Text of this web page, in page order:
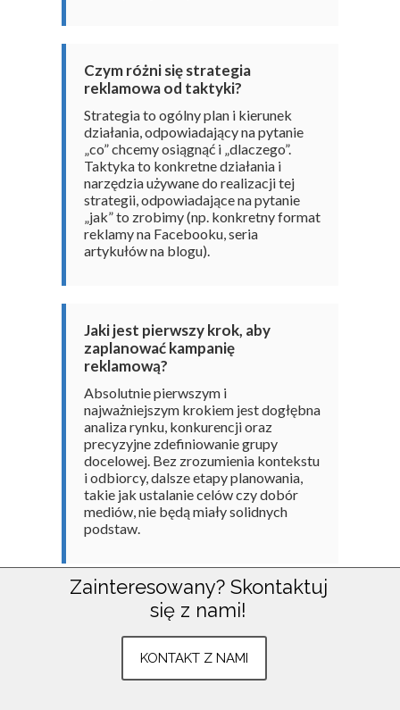
Czym różni się strategia
reklamowa od taktyki?
Strategia to ogólny plan i kierunek
działania, odpowiadający na pytanie
„co” chcemy osiągnąć i „dlaczego”.
Taktyka to konkretne działania i
narzędzia używane do realizacji tej
strategii, odpowiadające na pytanie
„jak” to zrobimy (np. konkretny format
reklamy na Facebooku, seria
artykułów na blogu).
Jaki jest pierwszy krok, aby
zaplanować kampanię
reklamową?
Absolutnie pierwszym i
najważniejszym krokiem jest dogłębna
analiza rynku, konkurencji oraz
precyzyjne zdefiniowanie grupy
docelowej. Bez zrozumienia kontekstu
i odbiorcy, dalsze etapy planowania,
takie jak ustalanie celów czy dobór
mediów, nie będą miały solidnych
podstaw.
KONTAKT Z NAMI
Zainteresowany? Skontaktuj
się z nami!Znajdź nas na:
Plac Armii Poznań 3